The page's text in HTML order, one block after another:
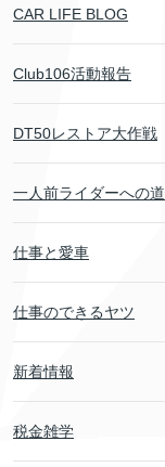
CAR LIFE BLOG
Club106活動報告
DT50レストア大作戦
一人前ライダーへの道
仕事と愛車
仕事のできるヤツ
新着情報
税金雑学